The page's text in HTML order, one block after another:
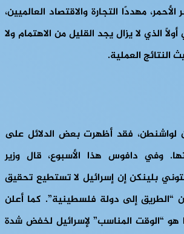
الأحمر، مهددًا التجارة والاقتصاد العالميين،
الذي لا يزال يجد القليل من الاهتمام ولا
النتائج العملية.
فقد أظهرت بعض الدلائل على
وفي دافوس هذا الأسبوع، قال وزير
بلينكن إن إسرائيل لا تستطيع تحقيق
“الطريق إلى دولة فلسطينية”. كما أعلن
هو “الوقت المناسب” لإسرائيل لخفض شدة